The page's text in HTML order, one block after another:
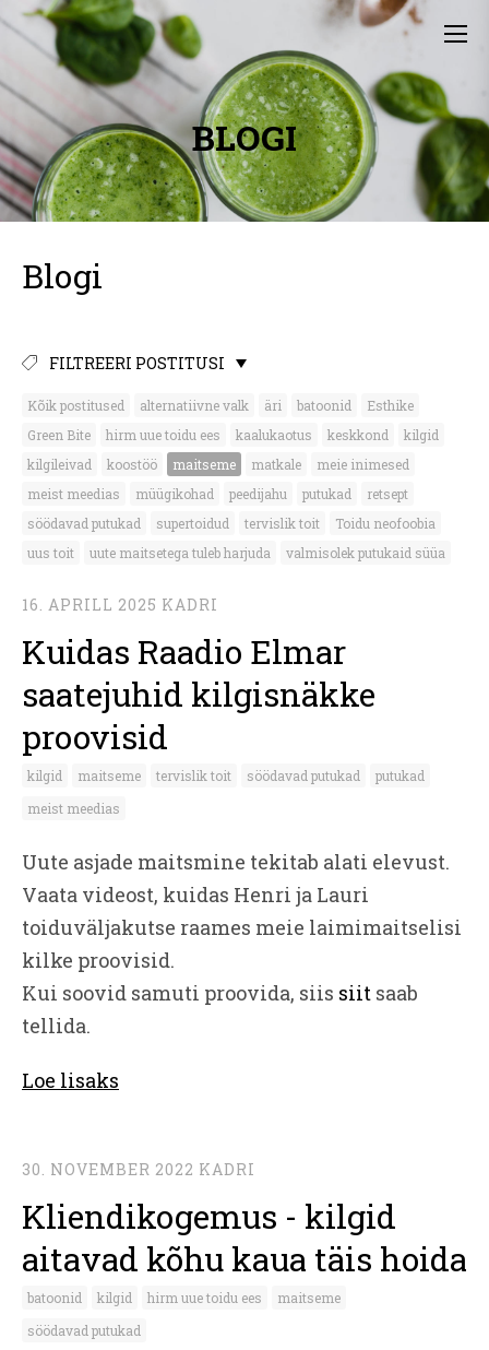
BLOGI
Blogi
FILTREERI POSTITUSI
Kõik postitused alternatiivne valk äri batoonid
Esthike
Green Bite
hirm uue toidu ees kaalukaotus keskkond
kilgid
kilgileivad
koostöö maitseme matkale
meie inimesed
meist meedias
müügikohad peedijahu putukad
retsept
söödavad putukad
supertoidud tervislik toit
Toidu neofoobia
uus toit
uute maitsetega tuleb harjuda valmisolek putukaid süüa
16. APRILL 2025 KADRI
Kuidas Raadio Elmar
saatejuhid kilgisnäkke
proovisid
kilgid maitseme tervislik toit söödavad putukad
putukad
meist meedias
Uute asjade maitsmine tekitab alati elevust.
Vaata videost, kuidas Henri ja Lauri
toiduväljakutse raames meie laimimaitselisi
kilke proovisid.
Kui soovid samuti proovida, siis siit saab
tellida.
Loe lisaks
30. NOVEMBER 2022 KADRI
Kliendikogemus - kilgid
aitavad kõhu kaua täis hoida
batoonid kilgid hirm uue toidu ees
maitseme
söödavad putukad